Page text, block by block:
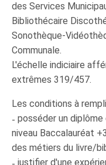
des Services
Bibliothécaire
Sonothèque-
Communale.
L'échelle indiciaire
extrêmes 319/457.
Les conditions à
˗ posséder un
niveau Baccalauréat
des métiers du livre/
˗ justifier d'une